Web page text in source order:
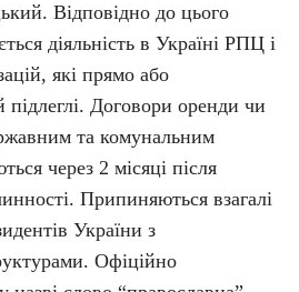
Відповідно до цього
діяльність в Україні РПЦ і
які прямо або
підлеглі. Договори оренди чи
та комунальним
через 2 місяці після
Припиняються взагалі
України з
Офіційно